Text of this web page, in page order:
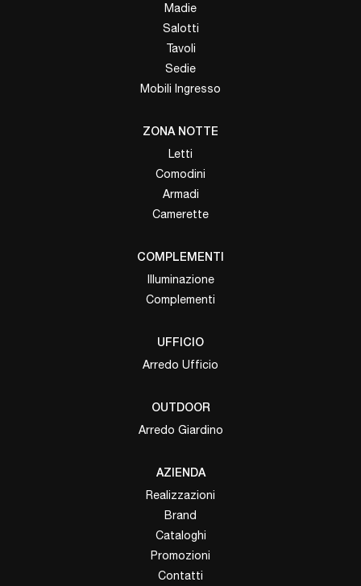
Madie
Salotti
Tavoli
Sedie
Mobili Ingresso
ZONA NOTTE
Letti
Comodini
Armadi
Camerette
COMPLEMENTI
Illuminazione
Complementi
UFFICIO
Arredo Ufficio
OUTDOOR
Arredo Giardino
AZIENDA
Realizzazioni
Brand
Cataloghi
Promozioni
Contatti